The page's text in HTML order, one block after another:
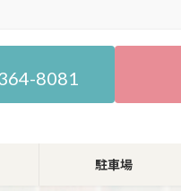
8081
駐車場